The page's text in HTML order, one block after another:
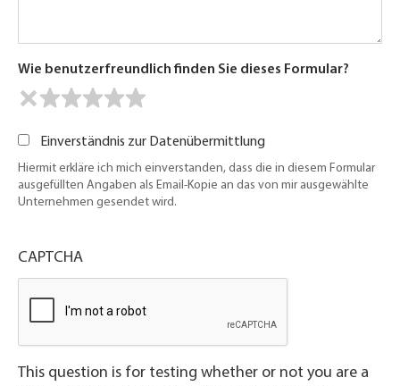
Wie benutzerfreundlich finden Sie dieses Formular?
Einverständnis zur Datenübermittlung
Hiermit erkläre ich mich einverstanden, dass die in diesem Formular
ausgefüllten Angaben als Email-Kopie an das von mir ausgewählte
Unternehmen gesendet wird.
CAPTCHA
This question is for testing whether or not you are a